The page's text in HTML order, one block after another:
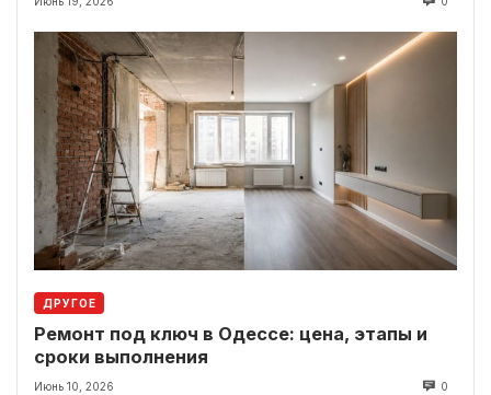
ДРУГОЕ
Ремонт под ключ в Одессе: цена, этапы и
сроки выполнения
Июнь 10, 2026 0